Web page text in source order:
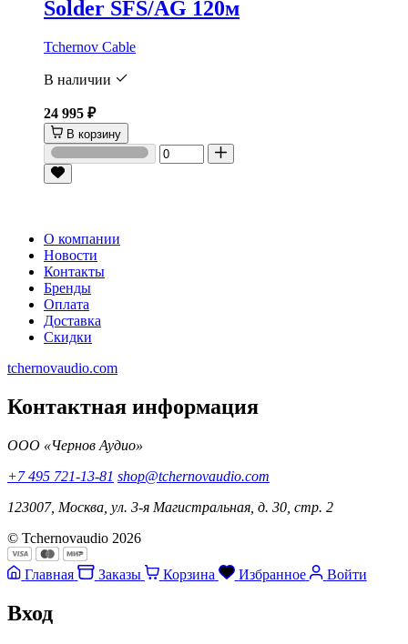
Solder SFS/AG 120м
Tchernov Cable
В наличии
24 995 ₽
В корзину
О компании
Новости
Контакты
Бренды
Оплата
Доставка
Скидки
tchernovaudio.com
Контактная информация
ООО «Чернов Аудио»
+7 495 721-13-81 shop@tchernovaudio.com
123007, Москва, ул. 3-я Магистральная, д. 30, стр. 2
© Tchernovaudio 2026
Главная Заказы Корзина Избранное Войти
Вход